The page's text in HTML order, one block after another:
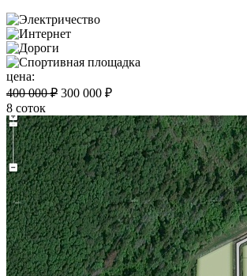
цена:
400 000 ₽ 300 000 ₽
8 соток